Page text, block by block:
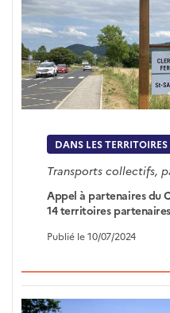
DANS LES TERRITOIRES
Transports collectifs,
Appel à partenaires du
14 territoires partenaires
Publié le 10/07/2024